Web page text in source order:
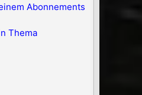
Abonnements
Thema